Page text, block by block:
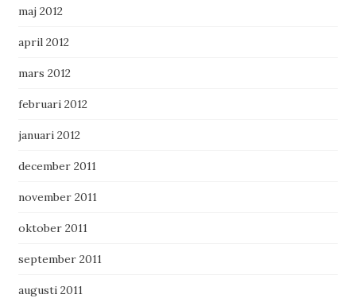
maj 2012
april 2012
mars 2012
februari 2012
januari 2012
december 2011
november 2011
oktober 2011
september 2011
augusti 2011